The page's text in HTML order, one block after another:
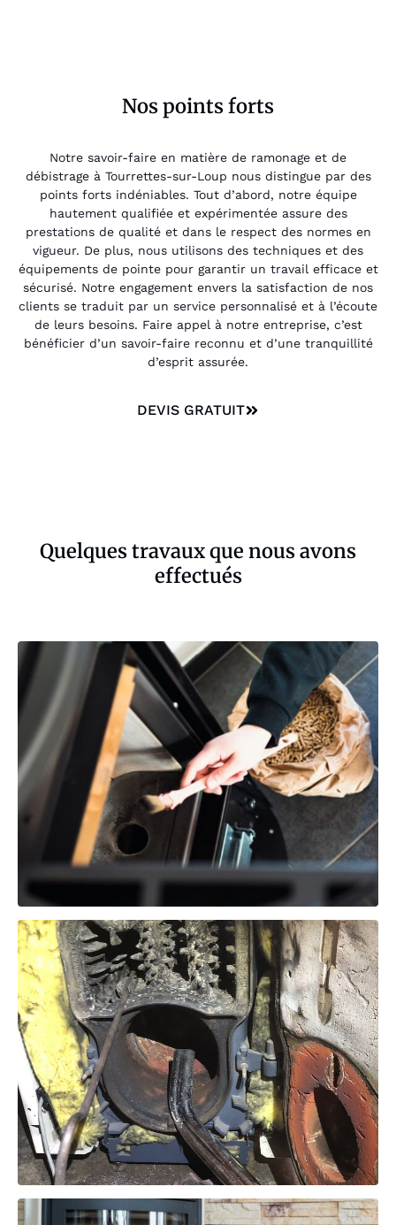
Nos points forts
Notre savoir-faire en matière de ramonage et de
débistrage à Tourrettes-sur-Loup nous distingue par des
points forts indéniables. Tout d’abord, notre équipe
hautement qualifiée et expérimentée assure des
prestations de qualité et dans le respect des normes en
vigueur. De plus, nous utilisons des techniques et des
équipements de pointe pour garantir un travail efficace et
sécurisé. Notre engagement envers la satisfaction de nos
clients se traduit par un service personnalisé et à l’écoute
de leurs besoins. Faire appel à notre entreprise, c’est
bénéficier d’un savoir-faire reconnu et d’une tranquillité
d’esprit assurée.
DEVIS GRATUIT
Quelques travaux que nous avons
effectués